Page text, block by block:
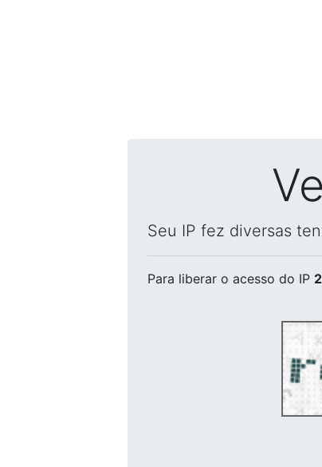
Seu IP fez diversas
Para liberar o acesso do IP